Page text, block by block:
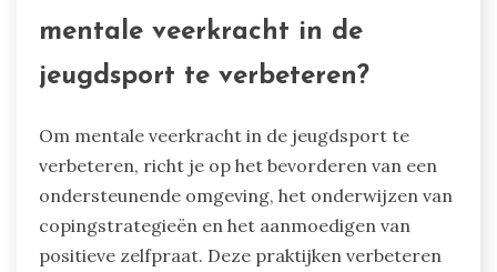
mentale veerkracht in de
jeugdsport te verbeteren?
Om mentale veerkracht in de jeugdsport te
verbeteren, richt je op het bevorderen van een
ondersteunende omgeving, het onderwijzen van
copingstrategieën en het aanmoedigen van
positieve zelfpraat. Deze praktijken verbeteren